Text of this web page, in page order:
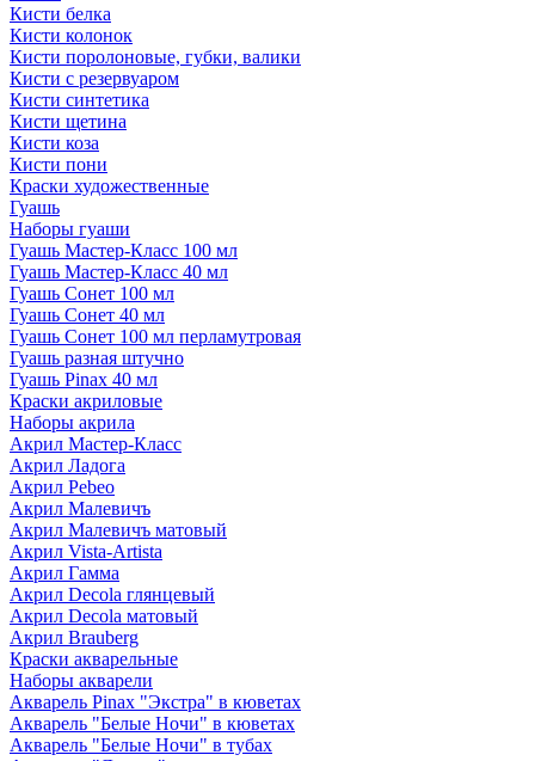
Кисти белка
Кисти колонок
Кисти поролоновые, губки, валики
Кисти с резервуаром
Кисти синтетика
Кисти щетина
Кисти коза
Кисти пони
Краски художественные
Гуашь
Наборы гуаши
Гуашь Мастер-Класс 100 мл
Гуашь Мастер-Класс 40 мл
Гуашь Сонет 100 мл
Гуашь Сонет 40 мл
Гуашь Сонет 100 мл перламутровая
Гуашь разная штучно
Гуашь Pinax 40 мл
Краски акриловые
Наборы акрила
Акрил Мастер-Класс
Акрил Ладога
Акрил Pebeo
Акрил Малевичъ
Акрил Малевичъ матовый
Акрил Vista-Artista
Акрил Гамма
Акрил Decola глянцевый
Акрил Decola матовый
Акрил Brauberg
Краски акварельные
Наборы акварели
Акварель Pinax "Экстра" в кюветах
Акварель "Белые Ночи" в кюветах
Акварель "Белые Ночи" в тубах